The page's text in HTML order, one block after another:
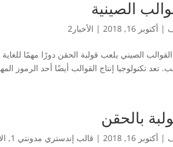
الصينية
| أكتوبر 16, 2018 | الأخبار2
الصيني يلعب قولبة الحقن دورًا مهمًا للغاية
تعد تكنولوجيا إنتاج القوالب أيضًا أحد الرموز
بالحقن
| أكتوبر 16, 2018 | قالب إندستري مدونتي 1 ,